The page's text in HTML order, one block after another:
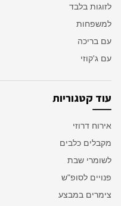
לזוגות בלבד
למשפחות
עם בריכה
עם ג'קוזי
עוד קטגוריות
אירוח דרוזי
מקבלים כלבים
לשומרי שבת
פנויים לסופ"ש
צימרים במבצע